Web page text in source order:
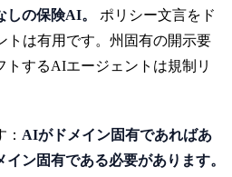
の保険AI。
ポリシー文言をド
トは有用です。州固有の開示要
するAIエージェントは規制リ
AIがドメイン固有であればあ
ン固有である必要があります。